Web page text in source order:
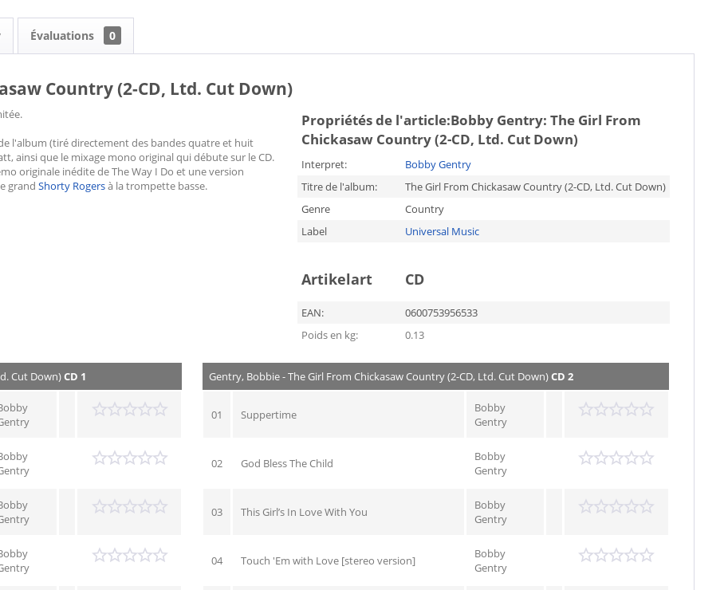
Évaluations 0
Country (2-CD, Ltd. Cut Down)
l'album (tiré directement des bandes quatre et huit
ainsi que le mixage mono original qui débute sur le CD.
originale inédite de The Way I Do et une version
grand Shorty Rogersà la trompette basse.
Propriétés de l'article:Bobby Gentry: The Girl From
Chickasaw Country (2-CD, Ltd. Cut Down)
Interpret:
Bobby Gentry
Titre de l'album:
The Girl From Chickasaw Country (2-CD, Ltd. Cut Down)
Genre
Country
Label
Universal Music
Artikelart CD
EAN:
0600753956533
Poids en kg:
0.13
Cut Down)CD 1 Gentry, Bobbie - The Girl From Chickasaw Country (2-CD, Ltd. Cut Down)CD 2
01 Suppertime
Bobby
Gentry
02 God Bless The Child
Bobby
Gentry
03 This Girl’s In Love With You
Bobby
Gentry
04 Touch 'Em with Love [stereo version]
Bobby
Gentry